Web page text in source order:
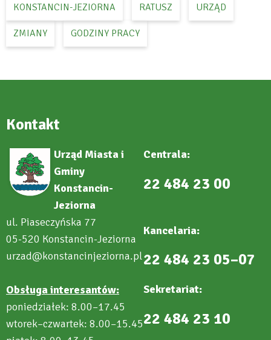
KONSTANCIN-JEZIORNA RATUSZ URZĄD
ZMIANY GODZINY PRACY
Kontakt
Urząd Miasta i
Gminy
Konstancin-
Jeziorna
ul. Piaseczyńska 77
05-520 Konstancin-Jeziorna
urzad@konstancinjeziorna.pl
Obsługa interesantów:
poniedziałek: 8.00–17.45
wtorek–czwartek: 8.00–15.45
Centrala:
22 484 23 00
Kancelaria:
22 484 23 05–07
Sekretariat:
22 484 23 10